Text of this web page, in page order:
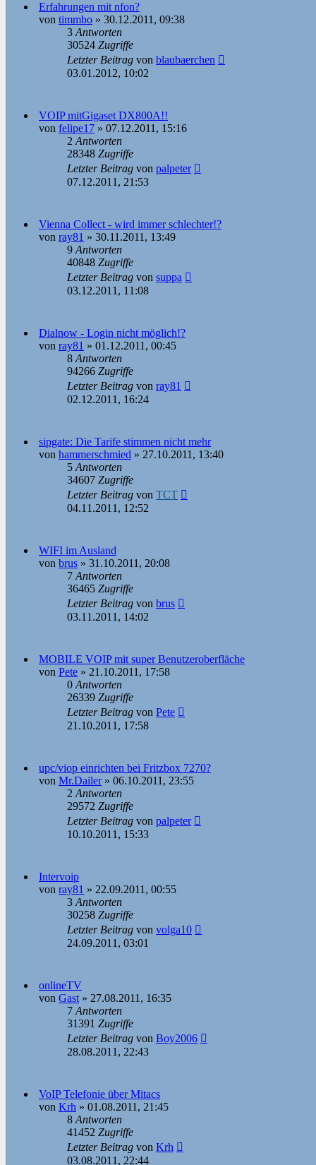
Erfahrungen mit nfon?
von timmbo » 30.12.2011, 09:38
3Antworten
30524 Zugriffe
Letzter Beitrag von blaubaerchen
03.01.2012, 10:02
VOIP mitGigaset DX800A!!
von felipe17 » 07.12.2011, 15:16
2Antworten
28348 Zugriffe
Letzter Beitrag von palpeter
07.12.2011, 21:53
Vienna Collect - wird immer schlechter!?
von ray81 » 30.11.2011, 13:49
9Antworten
40848 Zugriffe
Letzter Beitrag von suppa
03.12.2011, 11:08
Dialnow - Login nicht möglich!?
von ray81 » 01.12.2011, 00:45
8Antworten
94266 Zugriffe
Letzter Beitrag von ray81
02.12.2011, 16:24
sipgate: Die Tarife stimmen nicht mehr
von hammerschmied » 27.10.2011, 13:40
5Antworten
34607 Zugriffe
Letzter Beitrag von TCT
04.11.2011, 12:52
WIFI im Ausland
von brus » 31.10.2011, 20:08
7Antworten
36465 Zugriffe
Letzter Beitrag von brus
03.11.2011, 14:02
MOBILE VOIP mit super Benutzeroberfläche
von Pete » 21.10.2011, 17:58
0Antworten
26339 Zugriffe
Letzter Beitrag von Pete
21.10.2011, 17:58
upc/viop einrichten bei Fritzbox 7270?
von Mr.Dailer» 06.10.2011, 23:55
2Antworten
29572 Zugriffe
Letzter Beitrag von palpeter
10.10.2011, 15:33
Intervoip
von ray81 » 22.09.2011, 00:55
3Antworten
30258 Zugriffe
Letzter Beitrag von volga10
24.09.2011, 03:01
onlineTV
von Gast» 27.08.2011, 16:35
7Antworten
31391 Zugriffe
Letzter Beitrag von Boy2006
28.08.2011, 22:43
VoIP Telefonie über Mitacs
von Krh » 01.08.2011, 21:45
8Antworten
41452 Zugriffe
Letzter Beitrag von Krh
03.08.2011, 22:44